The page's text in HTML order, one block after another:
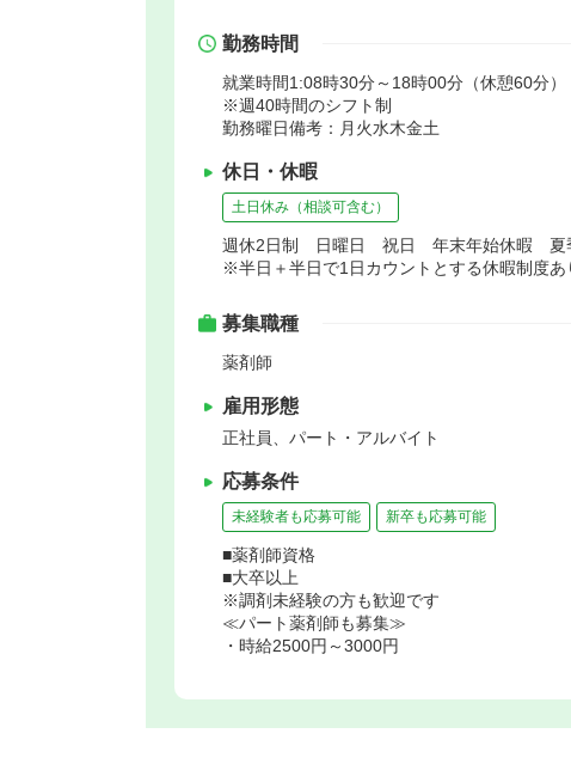
勤務時間
就業時間1:08時30分～18時00分（休憩60分）
※週40時間のシフト制
勤務曜日備考：月火水木金土
休日・休暇
土日休み（相談可含む）
週休2日制 日曜日 祝日 年末年始休暇 夏
※半日＋半日で1日カウントとする休暇制度
募集職種
薬剤師
雇用形態
正社員、パート・アルバイト
応募条件
未経験者も応募可能 新卒も応募可能
■薬剤師資格
■大卒以上
※調剤未経験の方も歓迎です
≪パート薬剤師も募集≫
・時給2500円～3000円